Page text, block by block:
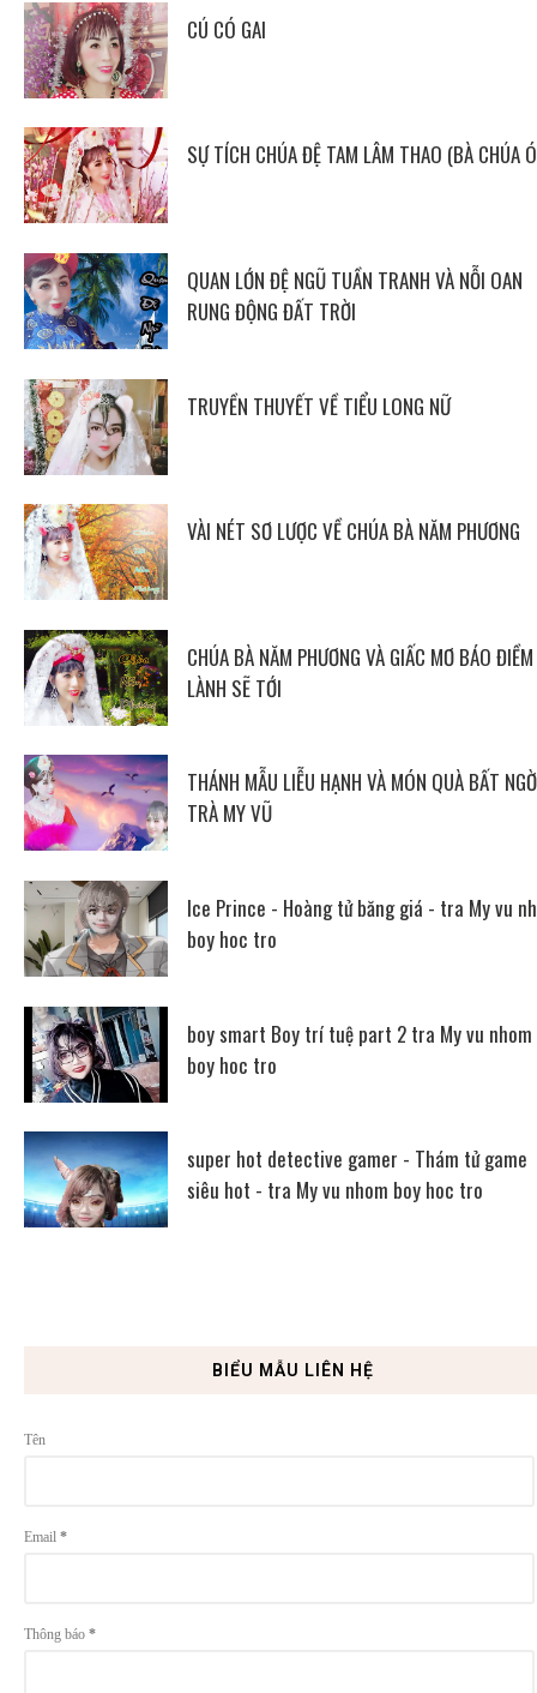
CÚ CÓ GAI
SỰ TÍCH CHÚA ĐỆ TAM LÂM THAO (BÀ CHÚA
QUAN LỚN ĐỆ NGŨ TUẦN TRANH VÀ NỖI OAN
RUNG ĐỘNG ĐẤT TRỜI
TRUYỀN THUYẾT VỀ TIỂU LONG NỮ
VÀI NÉT SƠ LƯỢC VỀ CHÚA BÀ NĂM PHƯƠNG
CHÚA BÀ NĂM PHƯƠNG VÀ GIẤC MƠ BÁO ĐIỀM
LÀNH SẼ TỚI
THÁNH MẪU LIỄU HẠNH VÀ MÓN QUÀ BẤT
TRÀ MY VŨ
Ice Prince - Hoàng tử băng giá - tra My vu
boy hoc tro
boy smart Boy trí tuệ part 2 tra My vu nhom
boy hoc tro
super hot detective gamer - Thám tử game
siêu hot - tra My vu nhom boy hoc tro
BIỂU MẪU LIÊN HỆ
Tên
Email *
Thông báo *